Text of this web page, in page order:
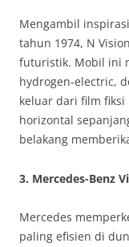
Mengambil
tahun 1974, N
futuristik. Mobil ini
hydrogen-electric,
keluar dari film fiksi
horizontal
belakang
3. Mercedes-Benz
Mercedes
paling efisien di